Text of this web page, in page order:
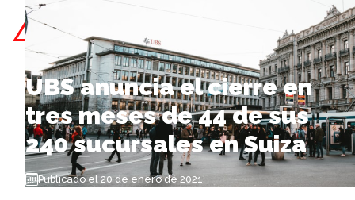
Skip to content
UBS anuncia el cierre en
tres meses de 44 de sus
240 sucursales en Suiza
Publicado el 20 de enero de 2021